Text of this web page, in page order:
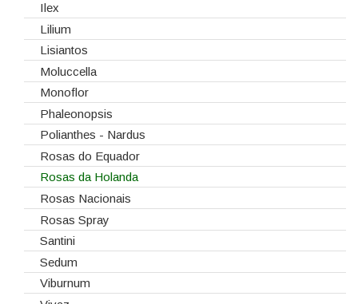
Ilex
Lilium
Lisiantos
Moluccella
Monoflor
Phaleonopsis
Polianthes - Nardus
Rosas do Equador
Rosas da Holanda
Rosas Nacionais
Rosas Spray
Santini
Sedum
Viburnum